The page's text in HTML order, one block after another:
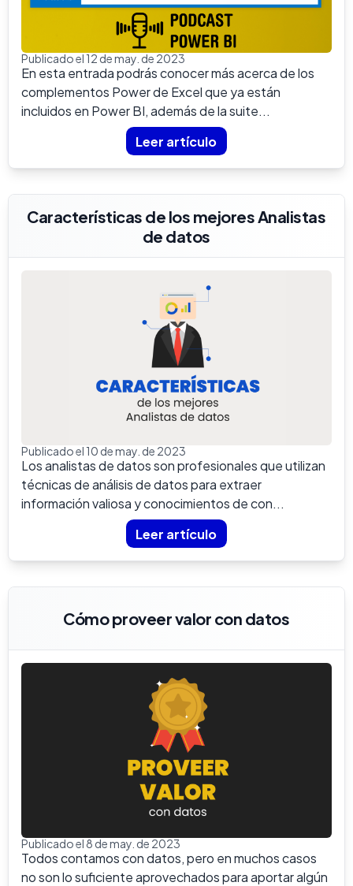
Publicado el 12 de may. de 2023
En esta entrada podrás conocer más acerca de los
complementos Power de Excel que ya están
incluidos en Power BI, además de la suite...
Leer artículo
Características de los mejores Analistas
de datos
Publicado el 10 de may. de 2023
Los analistas de datos son profesionales que utilizan
técnicas de análisis de datos para extraer
información valiosa y conocimientos de con...
Leer artículo
Cómo proveer valor con datos
Publicado el 8 de may. de 2023
Todos contamos con datos, pero en muchos casos
no son lo suficiente aprovechados para aportar algún